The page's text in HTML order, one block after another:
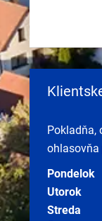
Pokladňa,
ohlasovňa
Pondelok
Utorok
Streda